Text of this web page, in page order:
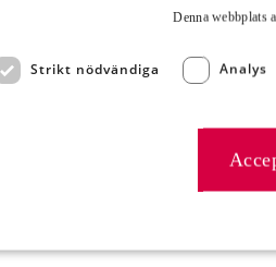
Denna webbplats
Strikt nödvändiga Analys